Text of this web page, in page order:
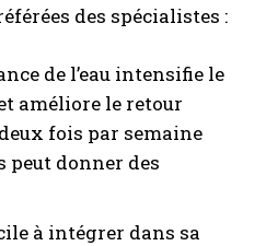
des spécialistes :
de l’eau intensifie le
améliore le retour
fois par semaine
peut donner des
à intégrer dans sa